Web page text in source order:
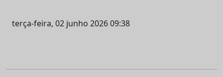
terça-feira, 02 junho 2026 09:38